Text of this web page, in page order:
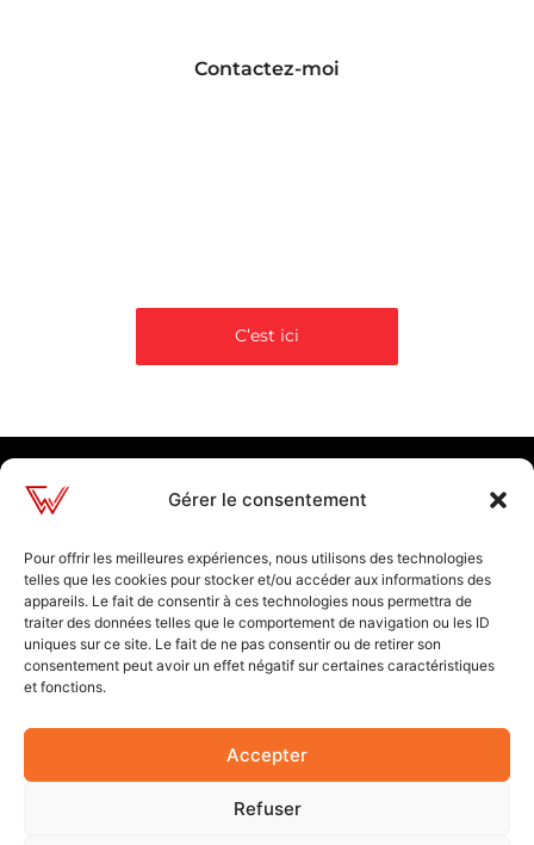
Gérer le consentement
Pour offrir les meilleures expériences, nous utilisons des technologies
telles que les cookies pour stocker et/ou accéder aux informations des
appareils. Le fait de consentir à ces technologies nous permettra de
traiter des données telles que le comportement de navigation ou les ID
uniques sur ce site. Le fait de ne pas consentir ou de retirer son
consentement peut avoir un effet négatif sur certaines caractéristiques
et fonctions.
Accepter
Refuser
Contactez-moi
C’est ici
Information
twireweb@gmail.com
Contact
Politique de
confidentialité
Mentions légales